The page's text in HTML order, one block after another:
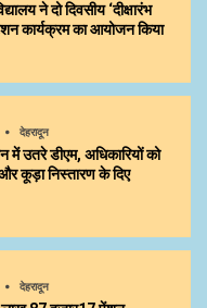
ने दो दिवसीय ‘दीक्षारंभ
कार्यक्रम का आयोजन किया
देहरादून
में उतरे डीएम, अधिकारियों को
कूड़ा निस्तारण के दिए
देहरादून